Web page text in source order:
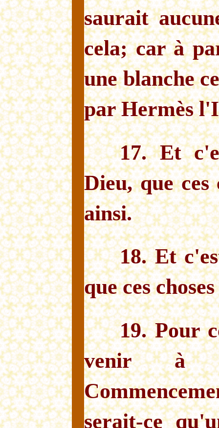
saurait
cela; car à
une blanche
par Hermès
17. Et
Dieu, que ces
ainsi.
18. Et
que ces
19. Pour
venir à
serait-ce